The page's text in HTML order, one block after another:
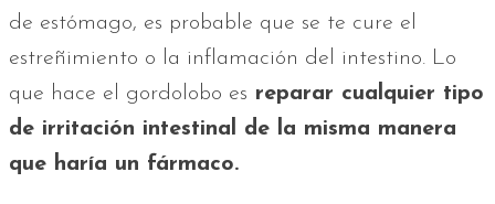
de estómago, es probable que se te cure el
estreñimiento o la inflamación del intestino. Lo
que hace el gordolobo es reparar cualquier tipo
de irritación intestinal de la misma manera
que haría un fármaco.